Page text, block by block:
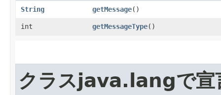
String getMessage()
int getMessageType()
クラスjava.langで宣